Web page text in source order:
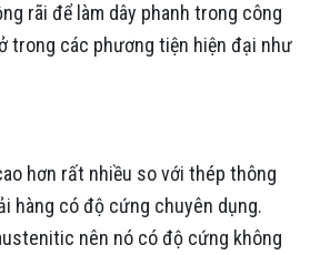
rãi để làm dây phanh trong công
trong các phương tiện hiện đại như
hơn rất nhiều so với thép thông
hàng có độ cứng chuyên dụng.
nên nó có độ cứng không